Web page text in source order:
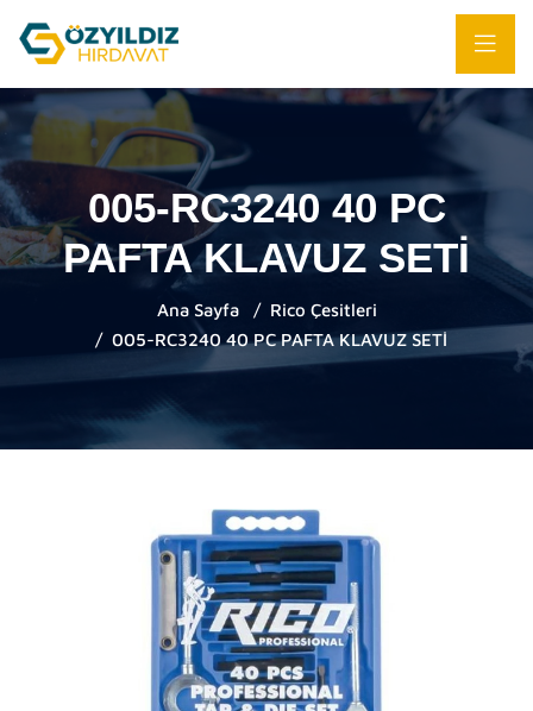
005-RC3240 40 PC
PAFTA KLAVUZ SETİ
Ana Sayfa
Rico Çesitleri
005-RC3240 40 PC PAFTA KLAVUZ SETİ